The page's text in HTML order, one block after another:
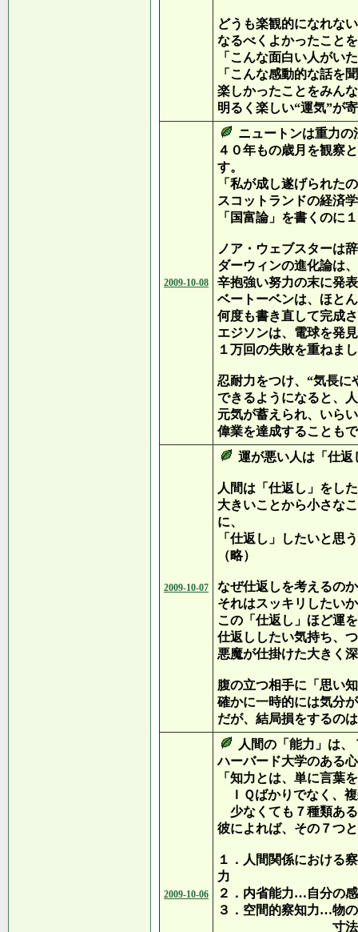
どうも楽観的になれな
なるべくよかったこと
「こんな面白い人がい
「こんな感動的な話
楽しかったことをみん
明るく楽しい“運気”が
2009-10-08
ニュートンは重力
４０年もの歳月を観察
す。
「私が成し遂げられた
スコットランドの経済
「国富論」を書くのに
ノア・ウェブスターは
ダーウィンの進化論は
辛抱強い努力の末に発
ベートーベンは、ほと
何度も書き直して完成
エジソンは、電球を発
１万回の失敗を重ねま
忍耐力をつけ、“気長に
できるようになると、
元気が蓄えられ、いら
偉業を達成することも
2009-10-07
運が悪い人は「仕返
人間は「仕返し」をし
大きいことから小さな
に、
「仕返し」したいと思
（略）
なぜ仕返しを考えるの
それはスッキリしたい
この「仕返し」ほど運
仕返ししたい気持ち、
悪魔が仕掛けた大きく
腹の立つ相手に「思い
確かに一時的には気分
だが、結局損をするの
2009-10-06
人間の「能力」は
ハーバード大学のある
「知力とは、単に言葉
ＩＱばかりでなく、
少なくても７種類あ
彼によれば、その７つ
１．人間関係における
力
２．内省能力…自分の
３．空間的察知力…物
寸法や体積な